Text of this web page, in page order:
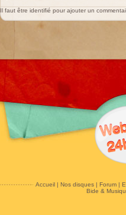
Il faut être identifié pour ajouter un
Accueil| Nos disques| Forum|
Bide &